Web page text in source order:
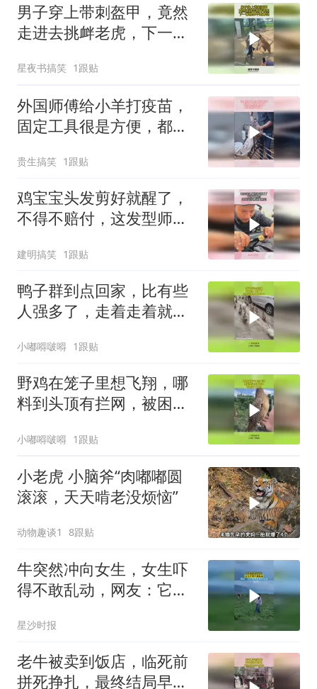
男子穿上带刺盔甲，竟然
走进去挑衅老虎，下一幕
星夜书搞笑 1跟贴
外国师傅给小羊打疫苗，
固定工具很是方便，都是
贵生搞笑 1跟贴
鸡宝宝头发剪好就醒了，
不得不赔付，这发型师情
建明搞笑 1跟贴
鸭子群到点回家，比有些
人强多了，走着走着就跑
小嘟嘚啵嘚 1跟贴
野鸡在笼子里想飞翔，哪
料到头顶有拦网，被困住
小嘟嘚啵嘚 1跟贴
小老虎 小脑斧“肉嘟嘟圆
滚滚，天天啃老没烦恼”
动物趣谈1 8跟贴
牛突然冲向女生，女生吓
得不敢乱动，网友：它好
星沙时报
老牛被卖到饭店，临死前
拼死挣扎，最终结局早已